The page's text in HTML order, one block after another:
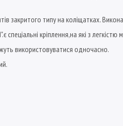
закритого типу на коліщатках.
спеціальні кріплення,на які з
використовуватися одночасно.